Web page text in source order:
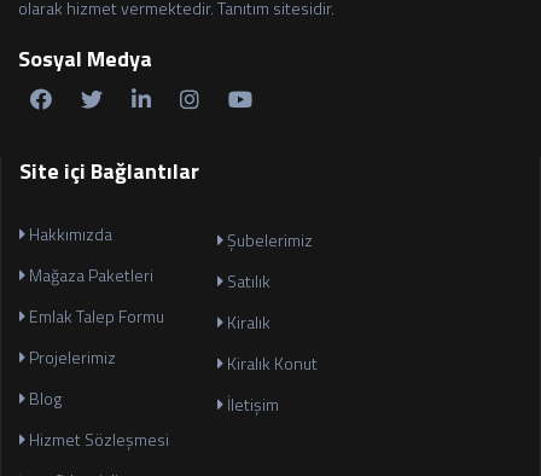
olarak hizmet vermektedir. Tanıtım sitesidir.
Sosyal Medya
Site içi Bağlantılar
Hakkımızda
Mağaza Paketleri
Emlak Talep Formu
Projelerimiz
Blog
Hizmet Sözleşmesi
Şubelerimiz
Satılık
Kiralık
Kiralık Konut
İletişim